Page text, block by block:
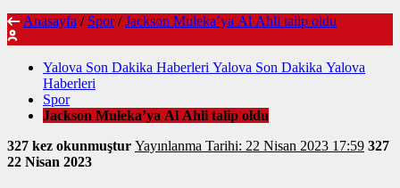
Anasayfa / Spor / Jackson Muleka’ya Al Ahli talip oldu
Yalova Son Dakika Haberleri Yalova Son Dakika Yalova
Haberleri
Spor
Jackson Muleka’ya Al Ahli talip oldu
327 kez okunmuştur
Yayınlanma Tarihi: 22 Nisan 2023 17:59 327
22 Nisan 2023